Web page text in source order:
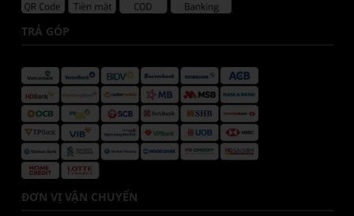
TRẢ GÓP
ĐƠN VỊ VẬN CHUYỂN